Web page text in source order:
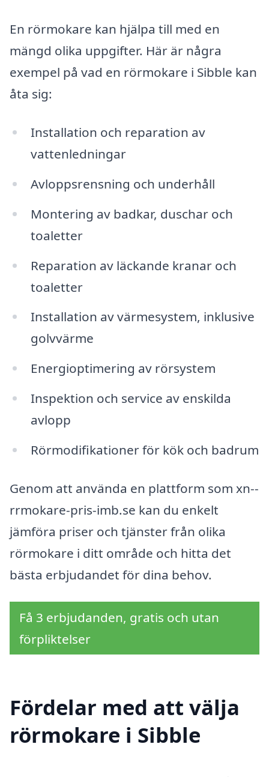
En rörmokare kan hjälpa till med en
mängd olika uppgifter. Här är några
exempel på vad en rörmokare i Sibble kan
åta sig:
Installation och reparation av
vattenledningar
Avloppsrensning och underhåll
Montering av badkar, duschar och
toaletter
Reparation av läckande kranar och
toaletter
Installation av värmesystem, inklusive
golvvärme
Energioptimering av rörsystem
Inspektion och service av enskilda
avlopp
Rörmodifikationer för kök och badrum
Genom att använda en plattform som xn--
rrmokare-pris-imb.se kan du enkelt
jämföra priser och tjänster från olika
rörmokare i ditt område och hitta det
bästa erbjudandet för dina behov.
Få 3 erbjudanden, gratis och utan
förpliktelser
Fördelar med att välja
rörmokare i Sibble